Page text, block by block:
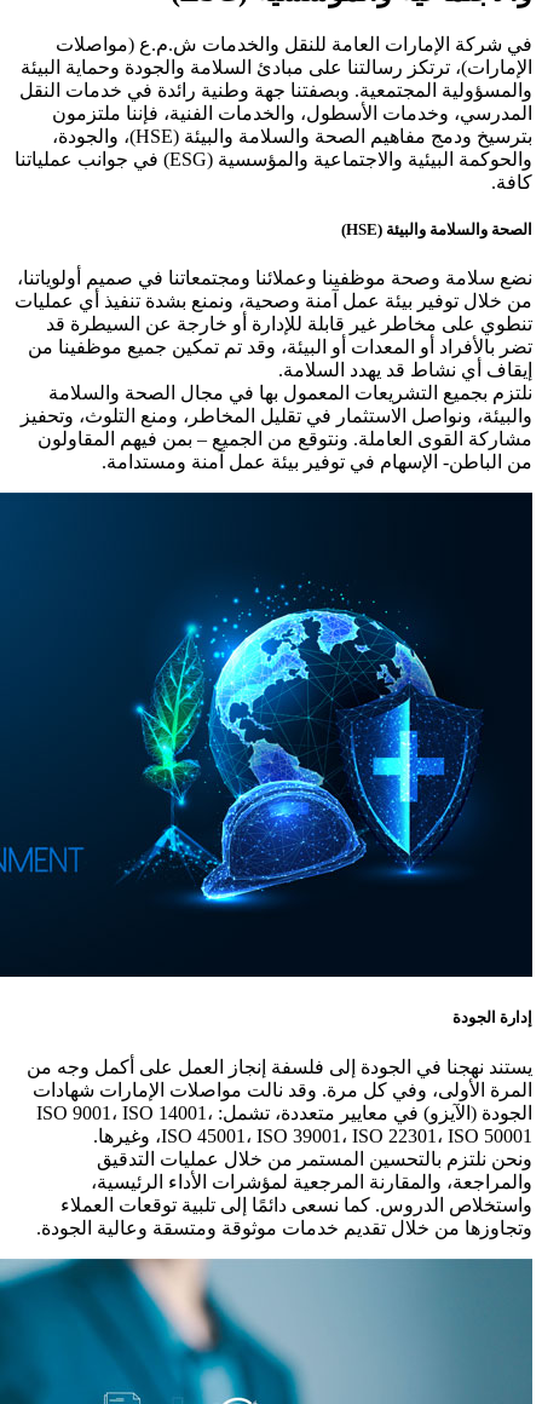
في شركة الإمارات العامة للنقل والخدمات ش.م.ع (مواصلات
الإمارات)، ترتكز رسالتنا على مبادئ السلامة والجودة وحماية البيئة
والمسؤولية المجتمعية. وبصفتنا جهة وطنية رائدة في خدمات النقل
المدرسي، وخدمات الأسطول، والخدمات الفنية، فإننا ملتزمون
بترسيخ ودمج مفاهيم الصحة والسلامة والبيئة (HSE)، والجودة،
والحوكمة البيئية والاجتماعية والمؤسسية (ESG) في جوانب عملياتنا
كافة.
الصحة والسلامة والبيئة (HSE)
نضع سلامة وصحة موظفينا وعملائنا ومجتمعاتنا في صميم أولوياتنا،
من خلال توفير بيئة عمل آمنة وصحية، ونمنع بشدة تنفيذ أي عمليات
تنطوي على مخاطر غير قابلة للإدارة أو خارجة عن السيطرة قد
تضر بالأفراد أو المعدات أو البيئة، وقد تم تمكين جميع موظفينا من
إيقاف أي نشاط قد يهدد السلامة.
نلتزم بجميع التشريعات المعمول بها في مجال الصحة والسلامة
والبيئة، ونواصل الاستثمار في تقليل المخاطر، ومنع التلوث، وتحفيز
مشاركة القوى العاملة. ونتوقع من الجميع – بمن فيهم المقاولون
من الباطن- الإسهام في توفير بيئة عمل آمنة ومستدامة.
إدارة الجودة
يستند نهجنا في الجودة إلى فلسفة إنجاز العمل على أكمل وجه من
المرة الأولى، وفي كل مرة. وقد نالت مواصلات الإمارات شهادات
الجودة (الآيزو) في معايير متعددة، تشمل: ISO 9001، ISO 14001،
ISO 45001، ISO 39001، ISO 22301، ISO 50001، وغيرها.
ونحن نلتزم بالتحسين المستمر من خلال عمليات التدقيق
والمراجعة، والمقارنة المرجعية لمؤشرات الأداء الرئيسية،
واستخلاص الدروس. كما نسعى دائمًا إلى تلبية توقعات العملاء
وتجاوزها من خلال تقديم خدمات موثوقة ومتسقة وعالية الجودة.